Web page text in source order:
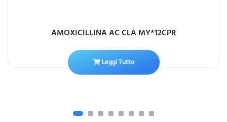
AMOXICILLINA AC CLA MY*12CPR
Leggi Tutto